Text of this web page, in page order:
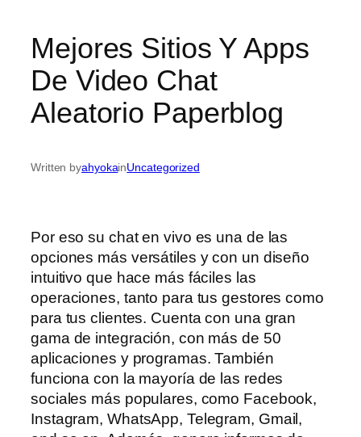
Mejores Sitios Y Apps
De Video Chat
Aleatorio Paperblog
Written byahyokainUncategorized
Por eso su chat en vivo es una de las
opciones más versátiles y con un diseño
intuitivo que hace más fáciles las
operaciones, tanto para tus gestores como
para tus clientes. Cuenta con una gran
gama de integración, con más de 50
aplicaciones y programas. También
funciona con la mayoría de las redes
sociales más populares, como Facebook,
Instagram, WhatsApp, Telegram, Gmail,